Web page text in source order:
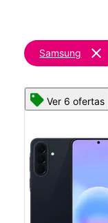
Samsung clear
Ver 6 ofertas